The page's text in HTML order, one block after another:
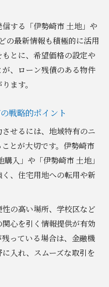
する「伊勢崎市 土地」や
の最新情報も積極的に活用
とに、希望価格の設定や
、ローン残債のある物件
ます。
戦略的ポイント
せるには、地域特有のニ
とが大切です。伊勢崎市
入」や「伊勢崎市 土地」
、住宅用地への転用や新
の高い場所、学校区など
心を引く情報提供が有効
っている場合は、金融機
入れ、スムーズな取引を